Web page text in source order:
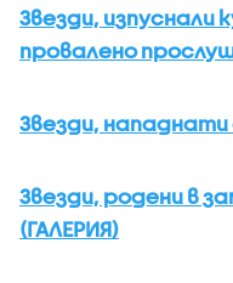
Звезди, изпуснали
провалено
Звезди, нападнати
Звезди, родени в
(ГАЛЕРИЯ)